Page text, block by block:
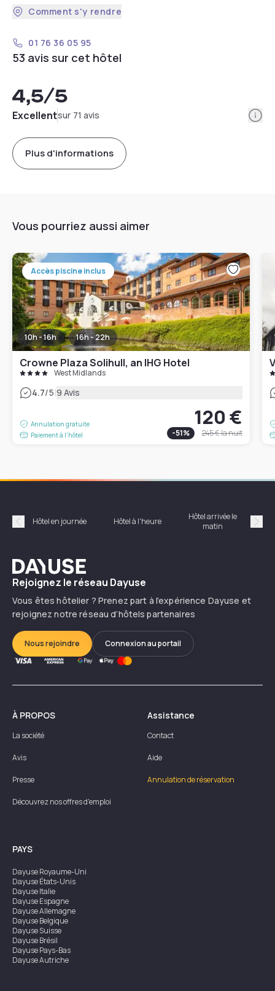
Comment s'y rendre
01 76 36 05 95
53 avis sur cet hôtel
4,5/5
Excellentsur 71 avis
Plus d'informations
Vous pourriez aussi aimer
Accès piscine inclus
10h - 16h 16h - 22h
Crowne Plaza Solihull, an IHG Hotel
West Midlands
4.7/5|9 Avis
Annulation gratuite
Paiement à l'hôtel
120 €
-51% 245 €la nuit
Précédent
Hôtel en journée Hôtel à l'heure
Hôtel arrivée le
matin
Dayuse
Rejoignez le réseau Dayuse
Vous êtes hôtelier ? Prenez part à l’expérience Dayuse et
rejoignez notre réseau d’hôtels partenaires
Nous rejoindre Connexion au portail
À PROPOS
La société
Avis
Presse
Découvrez nos offres d'emploi
Assistance
Contact
Aide
Annulation de réservation
PAYS
DayuseRoyaume-Uni
DayuseÉtats-Unis
DayuseItalie
DayuseEspagne
DayuseAllemagne
DayuseBelgique
DayuseSuisse
DayuseBrésil
DayusePays-Bas
DayuseAutriche